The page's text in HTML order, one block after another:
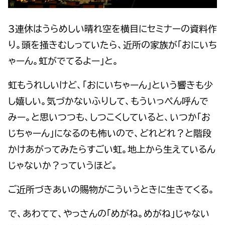
3連休はうらめしい晴れ空を横目にセミナーの資料作
り。頭を掻きむしっていたら、近所の家族が「おにいち
ゃーん。虹がでてるよー」と。
虹もうれしいけど、「おにいちゃーん」という響きも少
し嬉しい。気づかないふりして、もういっぺん呼んで
みー。と思いつつも、しつこくしていると、いつか「お
じちゃーん」になるのも怖いので、どれどれ？と階段
かけあがってみたらすごい虹。地上から生えているん
じゃないか？っていうほど。
ご近所づきあいの賜物がこういうときに生きてくる。
で、あわてて、やっさんの「めがね。めがね」じゃない